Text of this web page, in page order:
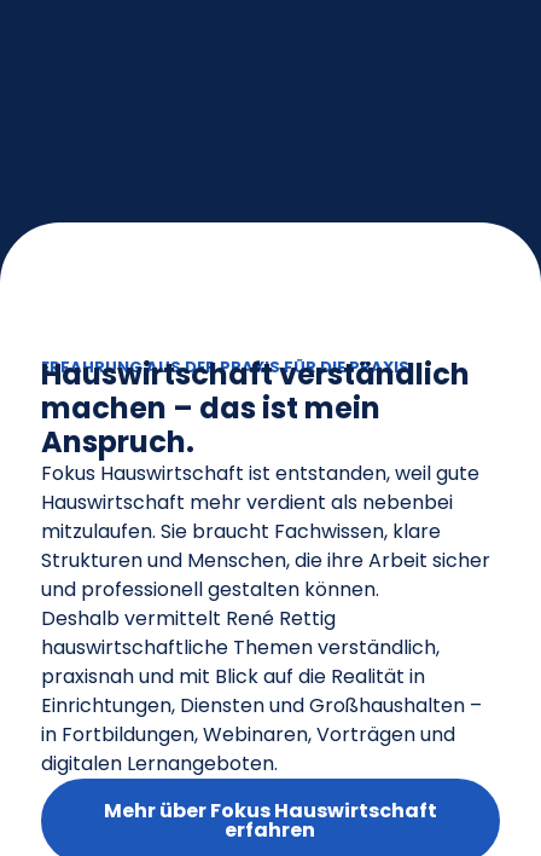
ERFAHRUNG AUS DER PRAXIS FÜR DIE PRAXIS
Hauswirtschaft verständlich
machen – das ist mein
Anspruch.
Fokus Hauswirtschaft ist entstanden, weil gute
Hauswirtschaft mehr verdient als nebenbei
mitzulaufen. Sie braucht Fachwissen, klare
Strukturen und Menschen, die ihre Arbeit sicher
und professionell gestalten können.
Deshalb vermittelt René Rettig
hauswirtschaftliche Themen verständlich,
praxisnah und mit Blick auf die Realität in
Einrichtungen, Diensten und Großhaushalten –
in Fortbildungen, Webinaren, Vorträgen und
digitalen Lernangeboten.
Mehr über Fokus Hauswirtschaft
erfahren